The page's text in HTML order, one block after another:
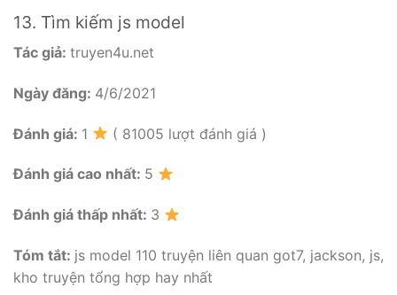
13. Tìm kiếm js model
Tác giả: truyen4u.net
Ngày đăng: 4/6/2021
Đánh giá: 1 ( 81005 lượt đánh giá )
Đánh giá cao nhất: 5
Đánh giá thấp nhất: 3
Tóm tắt: js model 110 truyện liên quan got7, jackson, js,
kho truyện tổng hợp hay nhất